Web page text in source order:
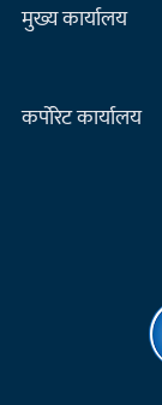
मुख्य कार्यालय
कर्पाेरेट कार्यालय